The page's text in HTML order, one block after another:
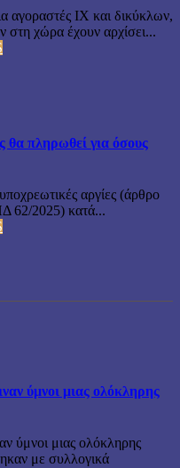
αγοραστές ΙΧ και δικύκλων,
χώρα έχουν αρχίσει...
πληρωθεί για όσους
αργίες (άρθρο
62/2025) κατά...
ύμνοι μιας ολόκληρης
ύμνοι μιας ολόκληρης
με συλλογικά